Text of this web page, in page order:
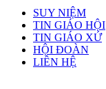
SUY NIỆM
TIN GIÁO HỘI
TIN GIÁO XỨ
HỘI ĐOÀN
LIÊN HỆ